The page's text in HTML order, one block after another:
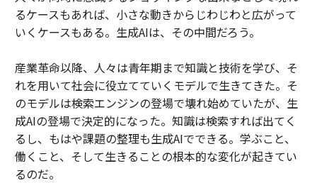
るケースもあれば、小さな動きからじわじわと広がって
いくケースもある。生成AIは、その中間だろう。
産業革命以降、人々は青年期まで知識と技術を学び、そ
れを用いて社会に役立てていくモデルで生きてきた。そ
のモデルは検索エンジンの登場で壊れ始めていたが、生
成AIの登場で決定的になった。知識は検索すれば出てく
るし、もはや課題の整理も生成AIでできる。学ぶこと、
働くこと、そして生きることの根本的な変化が起きてい
るのだ。